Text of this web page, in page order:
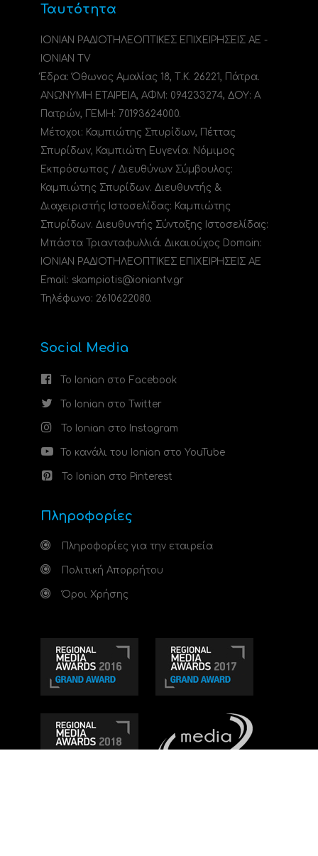
Ταυτότητα
ΙΟΝΙΑΝ ΡΑΔΙΟΤΗΛΕΟΠΤΙΚΕΣ ΕΠΙΧΕΙΡΗΣΕΙΣ ΑΕ -
IONIAN TV
Έδρα: Όθωνος Αμαλίας 18, Τ.Κ. 26221, Πάτρα.
ΑΝΩΝΥΜΗ ΕΤΑΙΡΕΙΑ, ΑΦΜ: 094233274, ΔΟΥ: A
Πατρών, ΓΕΜΗ: 70193624000.
Μέτοχοι: Καμπιώτης Σπυρίδων, Πέττας
Σπυρίδων, Καμπιώτη Ευγενία. Νόμιμος
Εκπρόσωπος / Διευθύνων Σύμβουλος:
Καμπιώτης Σπυρίδων. Διευθυντής &
Διαχειριστής Ιστοσελίδας: Καμπιώτης
Σπυρίδων. Διευθυντής Σύνταξης Ιστοσελίδας:
Μπάστα Τριανταφυλλιά. Δικαιούχος Domain:
ΙΟΝΙΑΝ ΡΑΔΙΟΤΗΛΕΟΠΤΙΚΕΣ ΕΠΙΧΕΙΡΗΣΕΙΣ ΑΕ
Email: skampiotis@ioniantv.gr
Τηλέφωνο: 2610622080.
Social Media
Το Ionian στο Facebook
Το Ionian στο Twitter
Το Ionian στο Instagram
Το κανάλι του Ionian στο YouTube
Το Ionian στο Pinterest
Πληροφορίες
Πληροφορίες για την εταιρεία
Πολιτική Απορρήτου
Όροι Χρήσης